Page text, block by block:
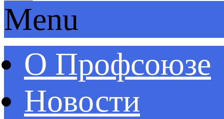
Menu
О Профсоюзе
Новости